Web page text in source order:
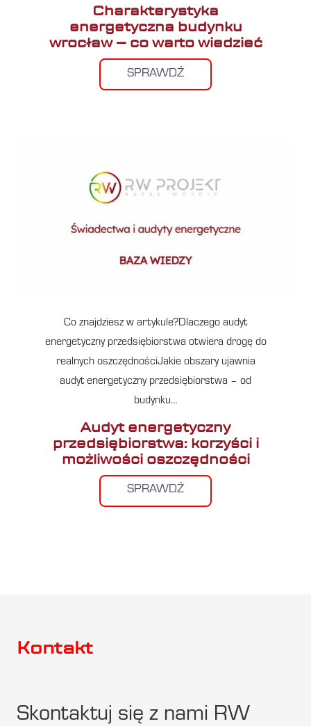
Charakterystyka
energetyczna budynku
wrocław – co warto wiedzieć
SPRAWDŹ
Co znajdziesz w artykule?Dlaczego audyt
energetyczny przedsiębiorstwa otwiera drogę do
realnych oszczędnościJakie obszary ujawnia
audyt energetyczny przedsiębiorstwa – od
budynku…
Audyt energetyczny
przedsiębiorstwa: korzyści i
możliwości oszczędności
SPRAWDŹ
Kontakt
Skontaktuj się z nami RW